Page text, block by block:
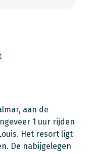
aan de
1 uur rijden
Het resort ligt
De nabijgelegen